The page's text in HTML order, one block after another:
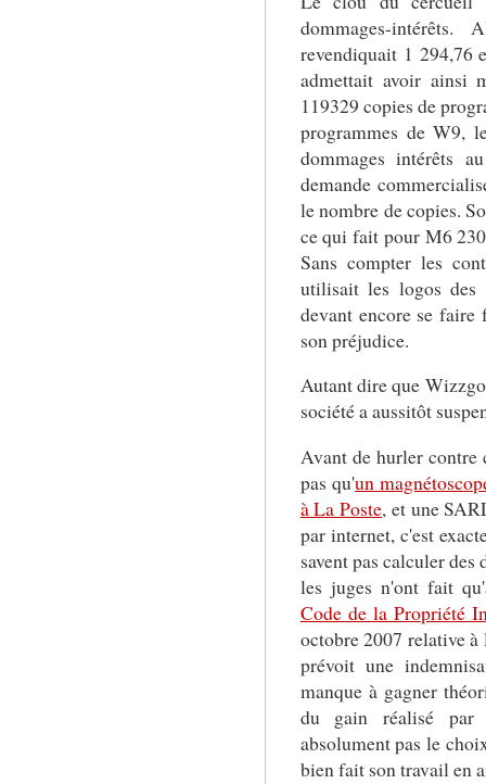
dommages-
revendiquait 1 294,76
admettait avoir ainsi
119329 copies de
programmes de W9,
dommages intérêts
demande
le nombre de copies.
ce qui fait pour M6
Sans compter les
utilisait les logos des
devant encore se
son préjudice.
Autant dire que
société a aussitôt
Avant de hurler contre
pas qu'un
à La Poste, et une
par internet, c'est
savent pas calculer
les juges n'ont fait
Code de la Propriété
octobre 2007 relative
prévoit une
manque à gagner
du gain réalisé par
absolument pas le
bien fait son travail en